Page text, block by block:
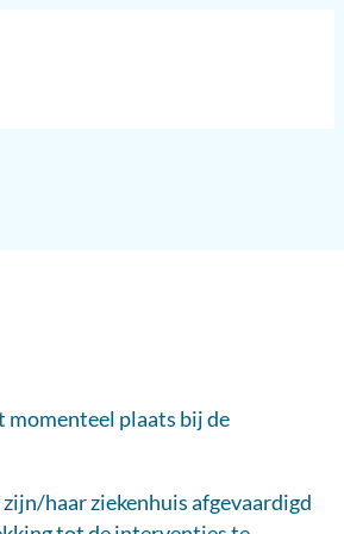
momenteel plaats bij de
haar ziekenhuis afgevaardigd